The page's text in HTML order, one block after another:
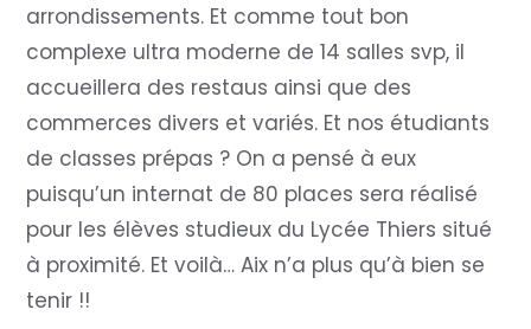
arrondissements. Et comme tout bon
complexe ultra moderne de 14 salles svp, il
accueillera des restaus ainsi que des
commerces divers et variés. Et nos étudiants
de classes prépas ? On a pensé à eux
puisqu’un internat de 80 places sera réalisé
pour les élèves studieux du Lycée Thiers situé
à proximité. Et voilà… Aix n’a plus qu’à bien se
tenir !!